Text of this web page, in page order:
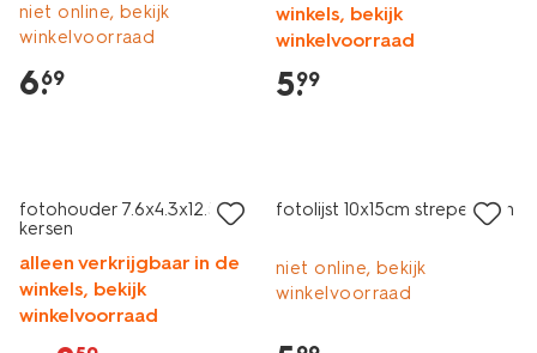
niet online, bekijk
winkelvoorraad
6.
69
winkels, bekijk
winkelvoorraad
5.
99
fotohouder 7.6x4.3x12.5cm
kersen
alleen verkrijgbaar in de
winkels, bekijk
winkelvoorraad
fotolijst 10x15cm strepen zon
niet online, bekijk
winkelvoorraad